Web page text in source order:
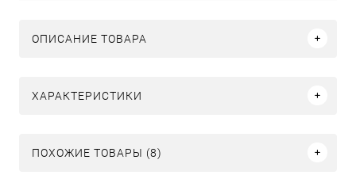
ОПИСАНИЕ ТОВАРА
ХАРАКТЕРИСТИКИ
ПОХОЖИЕ ТОВАРЫ (8)